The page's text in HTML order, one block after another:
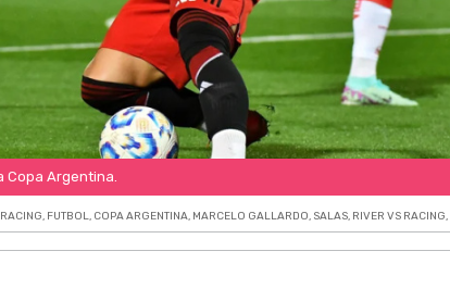
Argentina.
RACING, FUTBOL, COPA ARGENTINA, MARCELO GALLARDO, SALAS, RIVER VS RACING,